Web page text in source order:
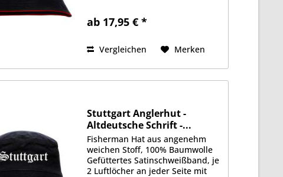
S/M (ca. 56cm Kopfumfang) oder
ab 17,95 € *
Vergleichen Merken
Stuttgart Anglerhut -
Altdeutsche Schrift -...
Fisherman Hat aus angenehm
weichen Stoff, 100% Baumwolle
Gefüttertes Satinschweißband, je
2 Luftlöcher an jeder Seite mit